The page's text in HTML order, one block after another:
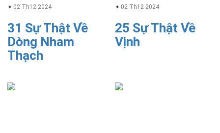
02 Th12 2024
31 Sự Thật Về
Dòng Nham
Thạch
02 Th12 2024
25 Sự Thật Về
Vịnh